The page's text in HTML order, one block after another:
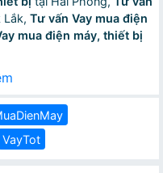
Lắk, Tư vấn Vay mua điện
mua điện máy, thiết bị
VayTot